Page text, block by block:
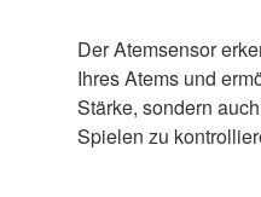
Der Atemsensor
Ihres Atems und
Stärke, sondern
Spielen zu